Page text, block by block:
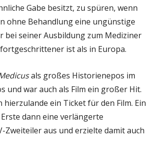
Gabe besitzt, zu spüren, wenn
ohne Behandlung eine ungünstige
bei seiner Ausbildung zum Mediziner
ist als in Europa.
als großes Historienepos im
und war auch als Film ein großer Hit.
ein Ticket für den Film. Ein
dann eine verlängerte
Zweiteiler aus und erzielte damit auch